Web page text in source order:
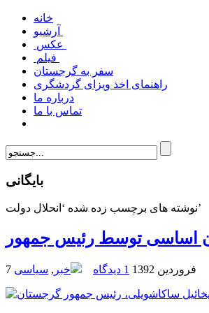
خانه
سفر به گرجستان
راهنمای اخذ ویزای گردشگری
درباره ما
تماس با ما
بایگانی
نوشته های برچسب زده شده ‘انحلال دولت’
اساسی توسط رئیس جمهور
7 فروردین 1392 1 دیدگاه خبر , سیاسی